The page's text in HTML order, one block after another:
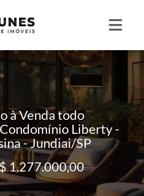
à Venda todo
Liberty -
- Jundiai/SP
1.277.000,00